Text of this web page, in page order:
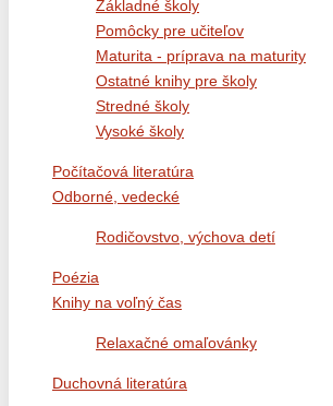
Základné školy
Pomôcky pre učiteľov
Maturita - príprava na maturity
Ostatné knihy pre školy
Stredné školy
Vysoké školy
Počítačová literatúra
Odborné, vedecké
Rodičovstvo, výchova detí
Poézia
Knihy na voľný čas
Relaxačné omaľovánky
Duchovná literatúra